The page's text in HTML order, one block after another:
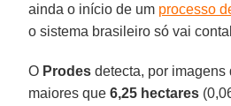
ainda o início de um processo
o sistema brasileiro só vai
O Prodes detecta, por imagens
maiores que6,25 hectares